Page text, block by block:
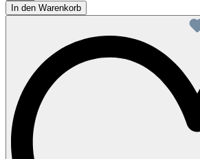
In den Warenkorb